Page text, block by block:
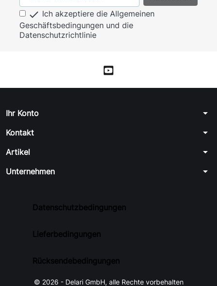
 Ich akzeptiere die Allgemeinen
Geschäftsbedingungen und die
Datenschutzrichtlinie
Ihr Konto arrow_drop_down
Kontakt arrow_drop_down
Artikel arrow_drop_down
Unternehmen arrow_drop_down
Datenschutzbedingungen
Lieferbedingungen
Rücksendebedingungen
© 2026 - Delari GmbH, alle Rechte vorbehalten